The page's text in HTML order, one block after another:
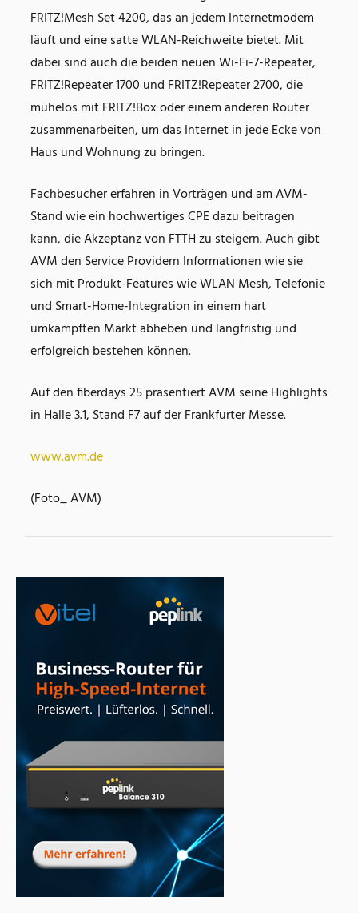
FRITZ!Mesh Set 4200, das an jedem Internetmodem
läuft und eine satte WLAN-Reichweite bietet. Mit
dabei sind auch die beiden neuen Wi-Fi-7-Repeater,
FRITZ!Repeater 1700 und FRITZ!Repeater 2700, die
mühelos mit FRITZ!Box oder einem anderen Router
zusammenarbeiten, um das Internet in jede Ecke von
Haus und Wohnung zu bringen.
Fachbesucher erfahren in Vorträgen und am AVM-
Stand wie ein hochwertiges CPE dazu beitragen
kann, die Akzeptanz von FTTH zu steigern. Auch gibt
AVM den Service Providern Informationen wie sie
sich mit Produkt-Features wie WLAN Mesh, Telefonie
und Smart-Home-Integration in einem hart
umkämpften Markt abheben und langfristig und
erfolgreich bestehen können.
Auf den fiberdays 25 präsentiert AVM seine Highlights
in Halle 3.1, Stand F7 auf der Frankfurter Messe.
www.avm.de
(Foto_ AVM)